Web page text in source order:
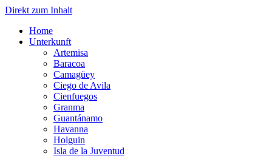
Direkt zum Inhalt
Home
Unterkunft
Artemisa
Baracoa
Camagüey
Ciego de Avila
Cienfuegos
Granma
Guantánamo
Havanna
Holguin
Isla de la Juventud